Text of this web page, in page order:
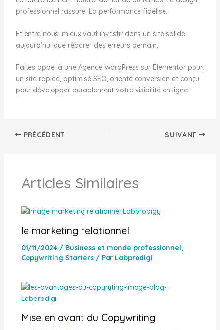
professionnel rassure. La performance fidélise.
Et entre nous, mieux vaut investir dans un site solide
aujourd’hui que réparer des erreurs demain.
Faites appel à une Agence WordPress sur Elementor pour
un site rapide, optimisé SEO, orienté conversion et conçu
pour développer durablement votre visibilité en ligne.
PRÉCÉDENT SUIVANT
Articles Similaires
le marketing relationnel
01/11/2024 / Business et monde professionnel,
Copywriting Starters/ Par Labprodigi
Mise en avant du Copywriting